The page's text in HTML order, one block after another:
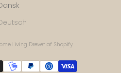
Living Drevet af Shopify